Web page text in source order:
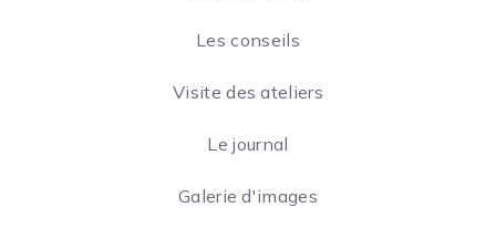
Les conseils
Visite des ateliers
Le journal
Galerie d'images